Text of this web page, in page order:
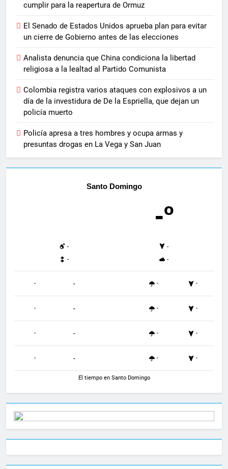
cumplir para la reapertura de Ormuz
El Senado de Estados Unidos aprueba plan para evitar
un cierre de Gobierno antes de las elecciones
Analista denuncia que China condiciona la libertad
religiosa a la lealtad al Partido Comunista
Colombia registra varios ataques con explosivos a un
día de la investidura de De la Espriella, que dejan un
policía muerto
Policía apresa a tres hombres y ocupa armas y
presuntas drogas en La Vega y San Juan
Santo Domingo
-º
-
-
-
-
- - - -
- - - -
- - - -
- - - -
El tiempo en Santo Domingo